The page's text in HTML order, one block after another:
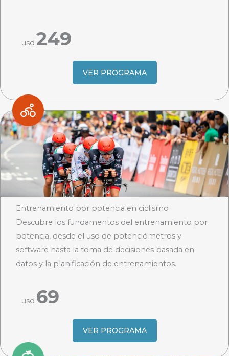
usd 249
VER PROGRAMA
Entrenamiento por potencia en ciclismo
Descubre los fundamentos del entrenamiento por
potencia, desde el uso de potenciómetros y
software hasta la toma de decisiones basada en
datos y la planificación de entrenamientos.
usd 69
VER PROGRAMA